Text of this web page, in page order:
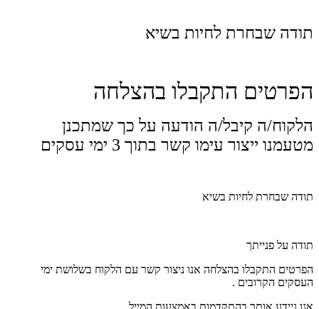
תודה שבחרת לחיות בשיא
הפרטים התקבלו בהצלחה
הלקוח/ה קיבל/ה הודעה על כך שמתכנן
מטעמנו ייצור עימו קשר בתוך 3 ימי עסקים
תודה שבחרת לחיות בשיא
תודה על פנייתך
הפרטים התקבלו בהצלחה אנו ניצור קשר עם הלקוח בשלושת ימי
העסקים הקרובים .